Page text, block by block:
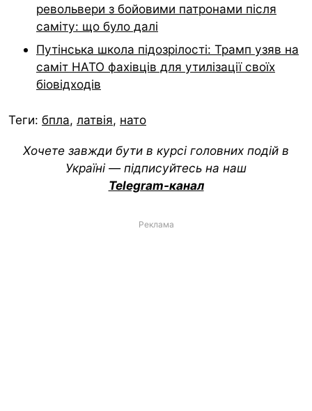
револьвери з бойовими патронами після
саміту: що було далі
Путінська школа підозрілості: Трамп узяв на
саміт НАТО фахівців для утилізації своїх
біовідходів
Теги: бпла, латвія, нато
Хочете завжди бути в курсі головних подій в
Україні — підписуйтесь на наш
Telegram-канал
Реклама